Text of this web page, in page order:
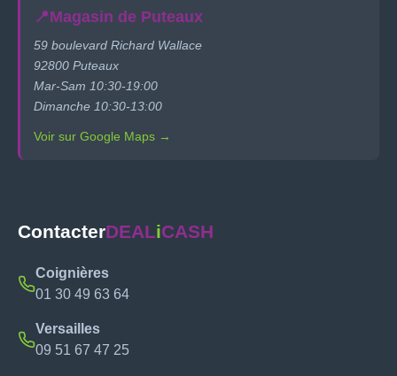
📍Magasin de Puteaux
59 boulevard Richard Wallace
92800 Puteaux
Mar-Sam 10:30-19:00
Dimanche 10:30-13:00
Voir sur Google Maps →
ContacterDEALiCASH
Coignières
01 30 49 63 64
Versailles
09 51 67 47 25